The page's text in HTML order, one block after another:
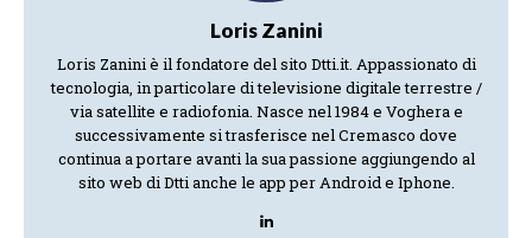
Loris Zanini
Loris Zanini è il fondatore del sito Dtti.it. Appassionato di
tecnologia, in particolare di televisione digitale terrestre /
via satellite e radiofonia. Nasce nel 1984 e Voghera e
successivamente si trasferisce nel Cremasco dove
continua a portare avanti la sua passione aggiungendo al
sito web di Dtti anche le app per Android e Iphone.